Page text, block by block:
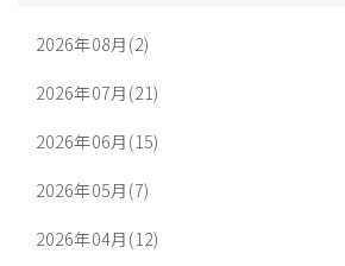
2026年08月(2)
2026年07月(21)
2026年06月(15)
2026年05月(7)
2026年04月(12)